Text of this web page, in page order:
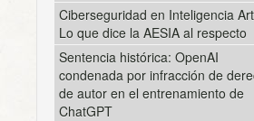
Ciberseguridad en Inteligencia
Lo que dice la AESIA al respecto
Sentencia histórica: OpenAI
condenada por infracción de
de autor en el entrenamiento de
ChatGPT